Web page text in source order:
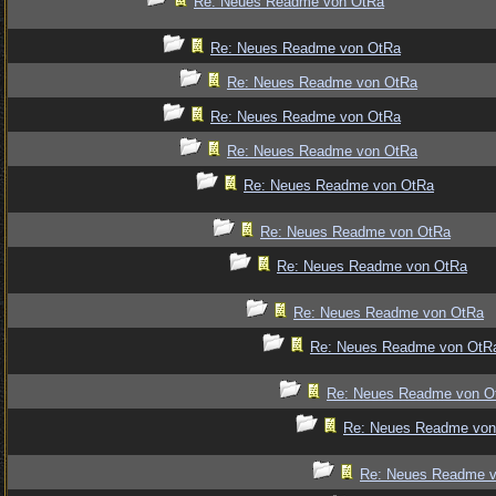
Re: Neues Readme von OtRa
Re: Neues Readme von OtRa
Re: Neues Readme von OtRa
Re: Neues Readme von OtRa
Re: Neues Readme von OtRa
Re: Neues Readme von OtRa
Re: Neues Readme von OtRa
Re: Neues Readme von OtRa
Re: Neues Readme von
Re: Neues Readme von
Re: Neues Readme
Re: Neues Readme